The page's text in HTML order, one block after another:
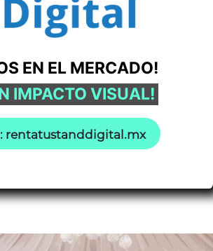
EN EL MERCADO!
IMPACTO VISUAL!
re​​ntatustanddigital.mx